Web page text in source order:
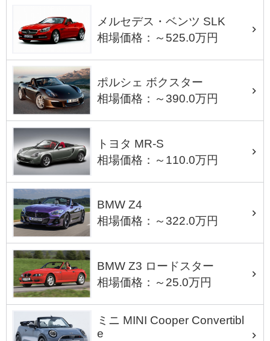
メルセデス・ベンツ SLK
相場価格：～525.0万円
ポルシェ ボクスター
相場価格：～390.0万円
トヨタ MR-S
相場価格：～110.0万円
BMW Z4
相場価格：～322.0万円
BMW Z3 ロードスター
相場価格：～25.0万円
ミニ MINI Cooper Convertibl
e